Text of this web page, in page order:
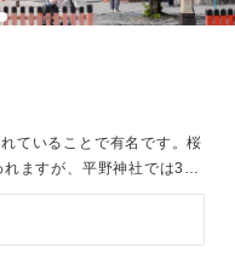
ていることで有名です。桜
ますが、平野神社では3月
を楽しむことができま
思い出になることでしょ
指定されており、伊勢神宮